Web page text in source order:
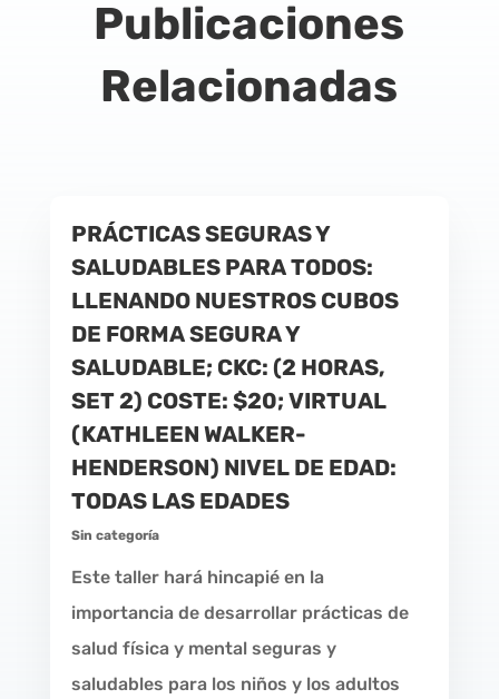
Publicaciones
Relacionadas
PRÁCTICAS SEGURAS Y
SALUDABLES PARA TODOS:
LLENANDO NUESTROS CUBOS
DE FORMA SEGURA Y
SALUDABLE; CKC: (2 HORAS,
SET 2) COSTE: $20; VIRTUAL
(KATHLEEN WALKER-
HENDERSON) NIVEL DE EDAD:
TODAS LAS EDADES
Sin categoría
Este taller hará hincapié en la
importancia de desarrollar prácticas de
salud física y mental seguras y
saludables para los niños y los adultos